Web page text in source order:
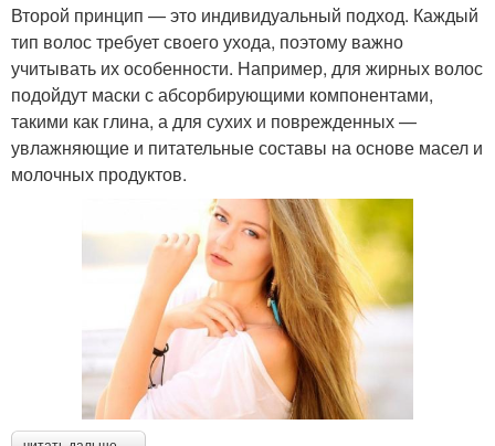
Второй принцип — это индивидуальный подход. Каждый
тип волос требует своего ухода, поэтому важно
учитывать их особенности. Например, для жирных волос
подойдут маски с абсорбирующими компонентами,
такими как глина, а для сухих и поврежденных —
увлажняющие и питательные составы на основе масел и
молочных продуктов.